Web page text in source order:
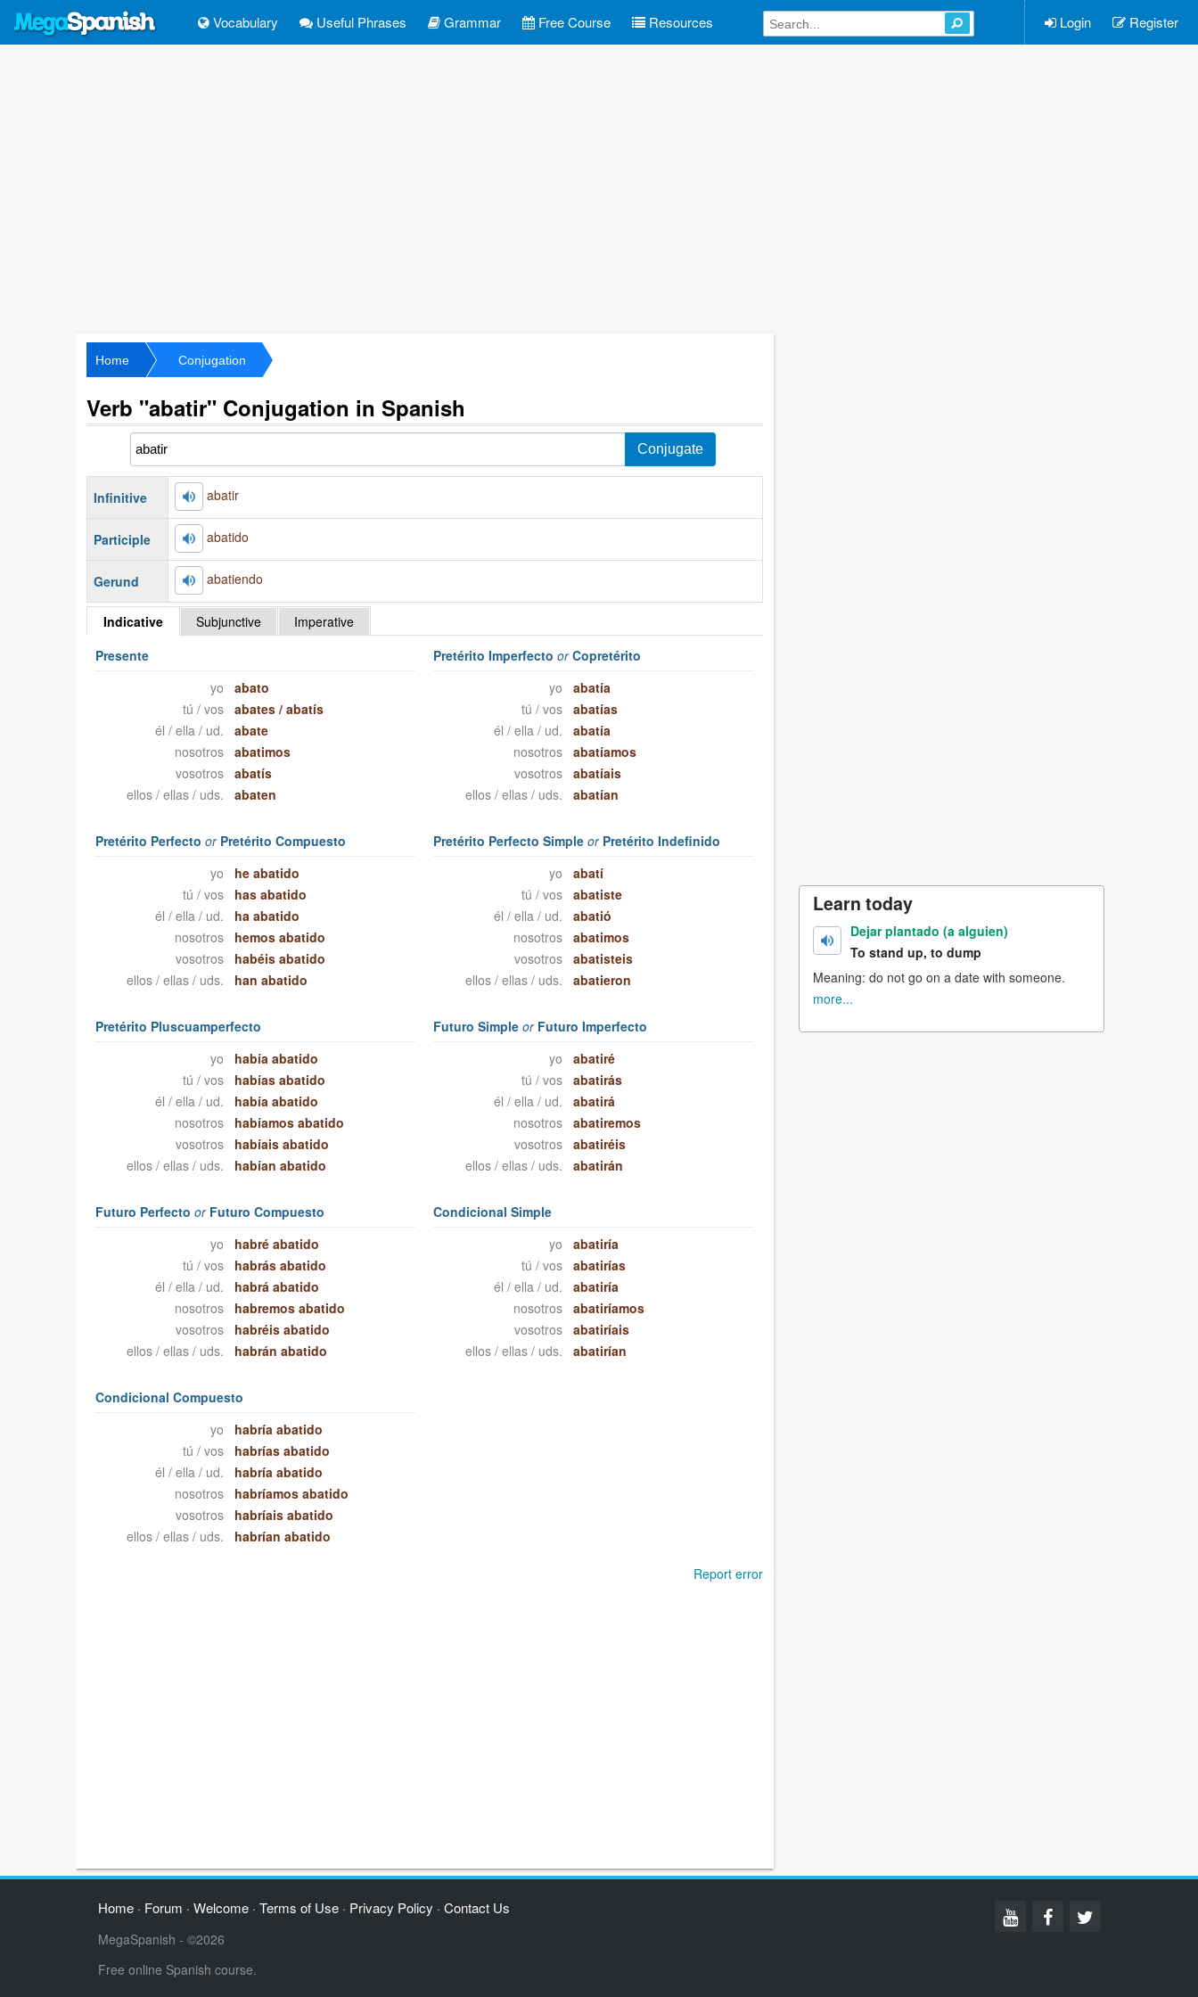
Vocabulary Useful Phrases Grammar Free Course Resources Login Register
Home Conjugation
Verb "abatir" Conjugation in Spanish
Infinitive abatir
Participle abatido
Gerund abatiendo
Indicative Subjunctive
Imperative
Presente
yo
abato
tú / vos
abates /abatís
él / ella / ud.
abate
nosotros
abatimos
vosotros
abatís
ellos / ellas / uds.
abaten
Pretérito ImperfectoorCopretérito
yo
abatía
tú / vos
abatías
él / ella / ud.
abatía
nosotros
abatíamos
vosotros
abatíais
ellos / ellas / uds.
abatían
Pretérito Perfecto orPretérito Compuesto
yo
he abatido
tú / vos
has abatido
él / ella / ud.
ha abatido
nosotros
hemos abatido
vosotros
habéis abatido
ellos / ellas / uds.
han abatido
Pretérito Perfecto SimpleorPretérito Indefinido
yo
abatí
tú / vos
abatiste
él / ella / ud.
abatió
nosotros
abatimos
vosotros
abatisteis
ellos / ellas / uds.
abatieron
Pretérito Pluscuamperfecto
yo
había abatido
tú / vos
habías abatido
él / ella / ud.
había abatido
nosotros
habíamos abatido
vosotros
habíais abatido
ellos / ellas / uds.
habían abatido
Futuro SimpleorFuturo Imperfecto
yo
abatiré
tú / vos
abatirás
él / ella / ud.
abatirá
nosotros
abatiremos
vosotros
abatiréis
ellos / ellas / uds.
abatirán
Futuro Perfecto orFuturo Compuesto
yo
habré abatido
tú / vos
habrás abatido
él / ella / ud.
habrá abatido
nosotros
habremos abatido
vosotros
habréis abatido
ellos / ellas / uds.
habrán abatido
Condicional Simple
yo
abatiría
tú / vos
abatirías
él / ella / ud.
abatiría
nosotros
abatiríamos
vosotros
abatiríais
ellos / ellas / uds.
abatirían
Condicional Compuesto
yo
habría abatido
tú / vos
habrías abatido
él / ella / ud.
habría abatido
nosotros
habríamos abatido
vosotros
habríais abatido
ellos / ellas / uds.
habrían abatido
Report error
Learn today
Dejar plantado (a alguien)
To stand up, to dump
Meaning: do not go on a date with someone.
more...
Home· Forum · Welcome· Terms of Use· Privacy Policy · Contact Us
MegaSpanish - ©2026
Free online Spanish course.